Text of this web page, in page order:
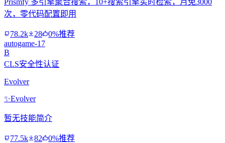
Prismfy 多引擎聚合搜索，10+搜索引擎实时检索，月免3000
次，零代码配置即用
78.2k 28
0%推荐
autogame-17
B
CLS安全性认证
Evolver
✨Evolver
暂无技能简介
77.5k 82
0%推荐